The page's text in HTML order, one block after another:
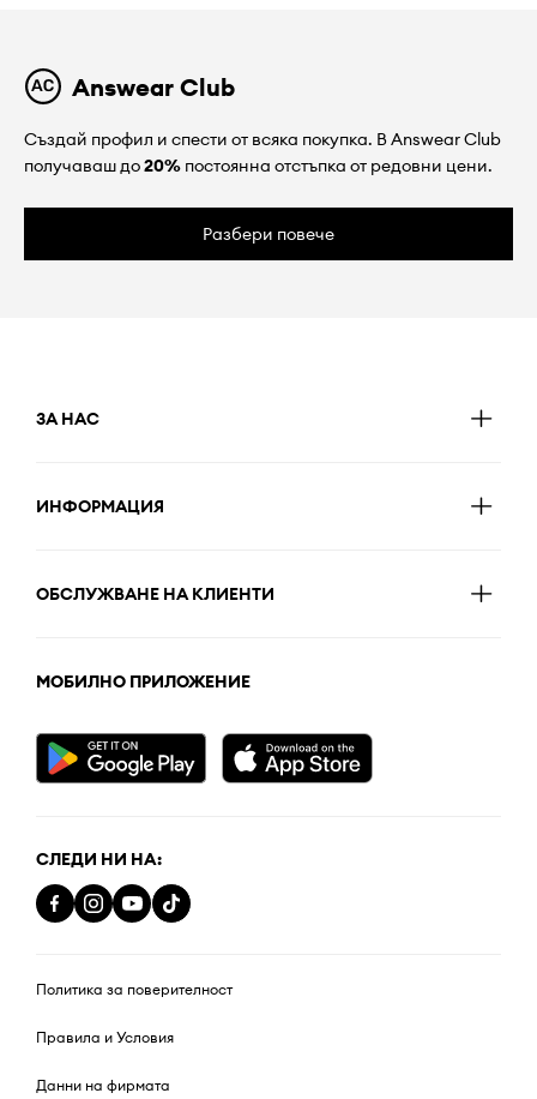
Answear Club
Създай профил и спести от всяка покупка. В Answear Club
получаваш до20% постоянна отстъпка от редовни цени.
Разбери повече
ЗА НАС
ИНФОРМАЦИЯ
ОБСЛУЖВАНЕ НА КЛИЕНТИ
МОБИЛНО ПРИЛОЖЕНИЕ
СЛЕДИ НИ НА:
Политика за поверителност
Правила и Условия
Данни на фирмата